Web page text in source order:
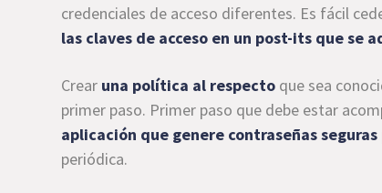
credenciales de acceso diferentes. Es fácil
las claves de acceso en un post-its que se
Crear una política al respecto que sea
primer paso. Primer paso que debe estar
aplicación que genere contraseñas seguras
periódica.